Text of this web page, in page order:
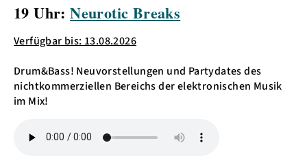
19 Uhr:Neurotic Breaks
Verfügbar bis: 13.08.2026
Drum&Bass! Neuvorstellungen und Partydates des
nichtkommerziellen Bereichs der elektronischen Musik
im Mix!